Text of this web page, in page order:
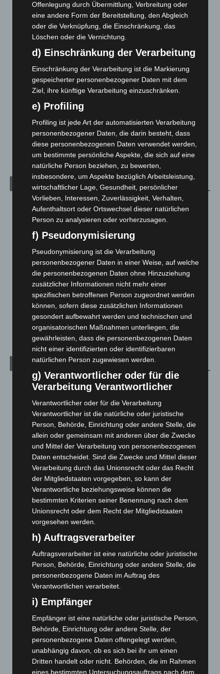
Brand im „Haus der Begegnung“ in Neuwarmbüchen schnell
eingedämmt
6. August 2026
Region Hannover: 21 neue Notfallsanitäter starten beim
Roten Kreuz
5. August 2026
Mann läuft mit Hockeyschläger über A7 – Polizei sucht
5. August 2026
Celle: Mensch stirbt bei Bagger-Unfall auf Baustelle
5. August 2026
Kategorien
Blaulicht
Corona-News
Hannover und Region
Langenhagen und Ortsteile
Leserbriefe
Menschen
Über uns
Veranstaltungen
Archiv
August 2026(14)
Juli 2026(73)
Juni 2026(139)
Mai 2026(99)
April 2026(99)
März 2026 (115)
Februar 2026(109)
Januar 2026(122)
Dezember 2025(103)
November 2025
(114)
Oktober 2025(112)
August 2025 (90)
Juli 2025(90)
Juni 2025(103)
Mai 2025(112)
April 2025(88)
(111)
Februar 2025(96)
Januar 2025 (88)
Offenlegung durch Übermittlung, Verbreitung oder
eine andere Form der Bereitstellung, den Abgleich
oder die Verknüpfung, die Einschränkung, das
Löschen oder die Vernichtung.
d) Einschränkung der Verarbeitung
Einschränkung der Verarbeitung ist die Markierung
gespeicherter personenbezogener Daten mit dem
Ziel, ihre künftige Verarbeitung einzuschränken.
e) Profiling
Profiling ist jede Art der automatisierten Verarbeitung
personenbezogener Daten, die darin besteht, dass
diese personenbezogenen Daten verwendet werden,
um bestimmte persönliche Aspekte, die sich auf eine
natürliche Person beziehen, zu bewerten,
insbesondere, um Aspekte bezüglich Arbeitsleistung,
wirtschaftlicher Lage, Gesundheit, persönlicher
Vorlieben, Interessen, Zuverlässigkeit, Verhalten,
Aufenthaltsort oder Ortswechsel dieser natürlichen
Person zu analysieren oder vorherzusagen.
f) Pseudonymisierung
Pseudonymisierung ist die Verarbeitung
personenbezogener Daten in einer Weise, auf welche
die personenbezogenen Daten ohne Hinzuziehung
zusätzlicher Informationen nicht mehr einer
spezifischen betroffenen Person zugeordnet werden
können, sofern diese zusätzlichen Informationen
gesondert aufbewahrt werden und technischen und
organisatorischen Maßnahmen unterliegen, die
gewährleisten, dass die personenbezogenen Daten
nicht einer identifizierten oder identifizierbaren
natürlichen Person zugewiesen werden.
g) Verantwortlicher oder für die
Verarbeitung Verantwortlicher
Verantwortlicher oder für die Verarbeitung
Verantwortlicher ist die natürliche oder juristische
Person, Behörde, Einrichtung oder andere Stelle, die
allein oder gemeinsam mit anderen über die Zwecke
und Mittel der Verarbeitung von personenbezogenen
Daten entscheidet. Sind die Zwecke und Mittel dieser
Verarbeitung durch das Unionsrecht oder das Recht
der Mitgliedstaaten vorgegeben, so kann der
Verantwortliche beziehungsweise können die
bestimmten Kriterien seiner Benennung nach dem
Unionsrecht oder dem Recht der Mitgliedstaaten
vorgesehen werden.
h) Auftragsverarbeiter
Auftragsverarbeiter ist eine natürliche oder juristische
Person, Behörde, Einrichtung oder andere Stelle, die
personenbezogene Daten im Auftrag des
Verantwortlichen verarbeitet.
i) Empfänger
Empfänger ist eine natürliche oder juristische Person,
Behörde, Einrichtung oder andere Stelle, der
personenbezogene Daten offengelegt werden,
unabhängig davon, ob es sich bei ihr um einen
Dritten handelt oder nicht. Behörden, die im Rahmen
eines bestimmten Untersuchungsauftrags nach dem